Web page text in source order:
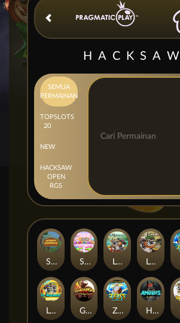
HACKSAW
SEMUA
PERMAINAN
TOP
20
SLOTS
NEW
HACKSAW
OPEN
RGS
Le Fisherman
Ze Zeus
Le Bandit
Hand of Anubis
Sticky Candyland
Gladiator Legends
Le Pharaoh
Sleepy Grandpa